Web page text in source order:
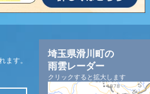
ます。
埼玉県滑川町の
雨雲レーダー
クリックすると拡大します